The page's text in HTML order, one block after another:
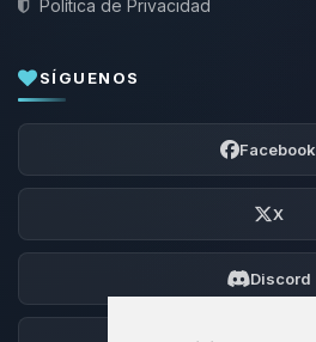
Política de Privacidad
SÍGUENOS
Facebook
X
Discord